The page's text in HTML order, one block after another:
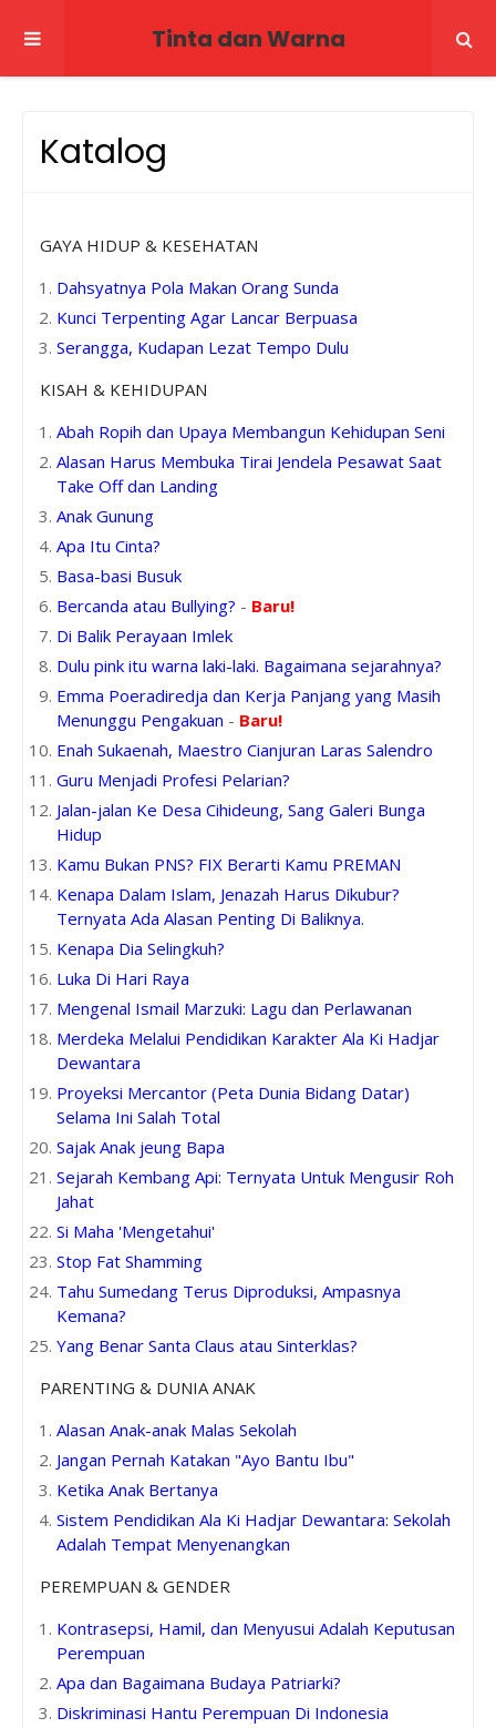
Tinta dan Warna
Katalog
GAYA HIDUP & KESEHATAN
Dahsyatnya Pola Makan Orang Sunda
Kunci Terpenting Agar Lancar Berpuasa
Serangga, Kudapan Lezat Tempo Dulu
KISAH & KEHIDUPAN
Abah Ropih dan Upaya Membangun Kehidupan Seni
Alasan Harus Membuka Tirai Jendela Pesawat Saat
Take Off dan Landing
Anak Gunung
Apa Itu Cinta?
Basa-basi Busuk
Bercanda atau Bullying? - Baru!
Di Balik Perayaan Imlek
Dulu pink itu warna laki-laki. Bagaimana sejarahnya?
Emma Poeradiredja dan Kerja Panjang yang Masih
Menunggu Pengakuan - Baru!
Enah Sukaenah, Maestro Cianjuran Laras Salendro
Guru Menjadi Profesi Pelarian?
Jalan-jalan Ke Desa Cihideung, Sang Galeri Bunga
Hidup
Kamu Bukan PNS? FIX Berarti Kamu PREMAN
Kenapa Dalam Islam, Jenazah Harus Dikubur?
Ternyata Ada Alasan Penting Di Baliknya.
Kenapa Dia Selingkuh?
Luka Di Hari Raya
Mengenal Ismail Marzuki: Lagu dan Perlawanan
Merdeka Melalui Pendidikan Karakter Ala Ki Hadjar
Dewantara
Proyeksi Mercantor (Peta Dunia Bidang Datar)
Selama Ini Salah Total
Sajak Anak jeung Bapa
Sejarah Kembang Api: Ternyata Untuk Mengusir Roh
Jahat
Si Maha 'Mengetahui'
Stop Fat Shamming
Tahu Sumedang Terus Diproduksi, Ampasnya
Kemana?
Yang Benar Santa Claus atau Sinterklas?
PARENTING & DUNIA ANAK
Alasan Anak-anak Malas Sekolah
Jangan Pernah Katakan "Ayo Bantu Ibu"
Ketika Anak Bertanya
Sistem Pendidikan Ala Ki Hadjar Dewantara: Sekolah
Adalah Tempat Menyenangkan
PEREMPUAN & GENDER
Kontrasepsi, Hamil, dan Menyusui Adalah Keputusan
Perempuan
Apa dan Bagaimana Budaya Patriarki?
Diskriminasi Hantu Perempuan Di Indonesia